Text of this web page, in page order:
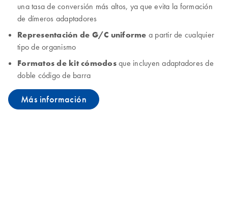
una tasa de conversión más altos, ya que evita la formación
de dímeros adaptadores
Representación de G/C uniforme a partir de cualquier
tipo de organismo
Formatos de kit cómodosque incluyen adaptadores de
doble código de barra
Más información